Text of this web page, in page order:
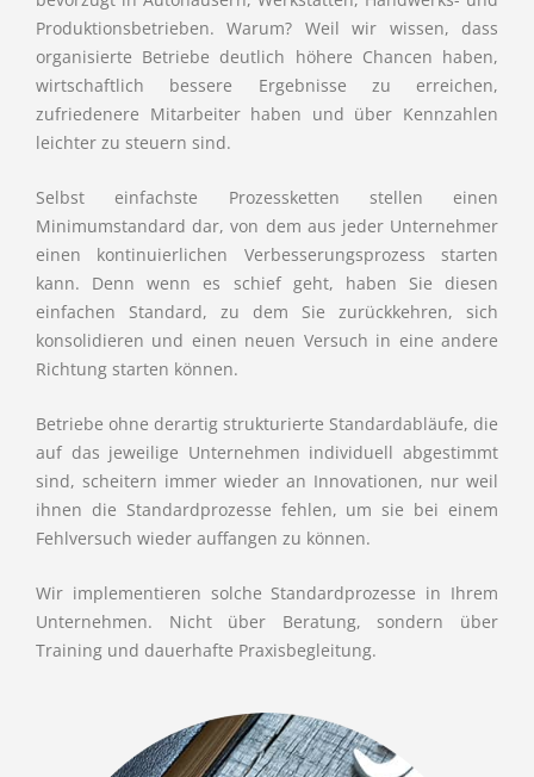
Produktionsbetrieben. Warum? Weil wir wissen, dass
organisierte Betriebe deutlich höhere Chancen haben,
wirtschaftlich bessere Ergebnisse zu erreichen,
zufriedenere Mitarbeiter haben und über Kennzahlen
leichter zu steuern sind.
Selbst einfachste Prozessketten stellen einen
Minimumstandard dar, von dem aus jeder Unternehmer
einen kontinuierlichen Verbesserungsprozess starten
kann. Denn wenn es schief geht, haben Sie diesen
einfachen Standard, zu dem Sie zurückkehren, sich
konsolidieren und einen neuen Versuch in eine andere
Richtung starten können.
Betriebe ohne derartig strukturierte Standardabläufe, die
auf das jeweilige Unternehmen individuell abgestimmt
sind, scheitern immer wieder an Innovationen, nur weil
ihnen die Standardprozesse fehlen, um sie bei einem
Fehlversuch wieder auffangen zu können.
Wir implementieren solche Standardprozesse in Ihrem
Unternehmen. Nicht über Beratung, sondern über
Training und dauerhafte Praxisbegleitung.